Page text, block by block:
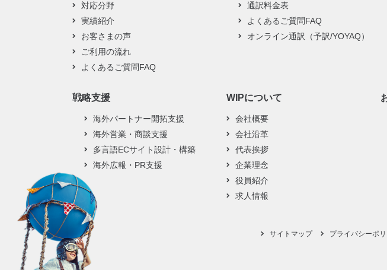
対応分野
実績紹介
お客さまの声
ご利用の流れ
よくあるご質問FAQ
通訳料金表
よくあるご質問FAQ
オンライン通訳（予訳/YOYAQ）
戦略支援
海外パートナー開拓支援
海外営業・商談支援
多言語ECサイト設計・構築
海外広報・PR支援
WIPについて
会社概要
会社沿革
代表挨拶
企業理念
役員紹介
求人情報
サイトマップ プライバシーポ